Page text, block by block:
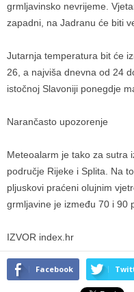
grmljavinsko nevrijeme.
zapadni, na Jadranu će biti
Jutarnja temperatura bit će
26, a najviša dnevna od 24
istočnoj Slavoniji ponegdje
Narančasto upozorenje
Meteoalarm je tako za sutra
područje Rijeke i Splita. Na
pljuskovi praćeni olujnim
grmljavine je između 70 i 90
IZVOR index.hr
Facebook